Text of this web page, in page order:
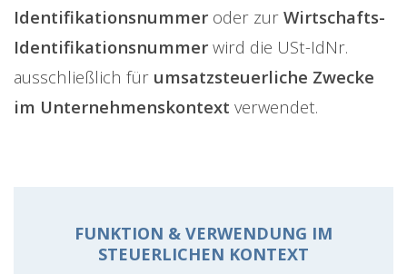
Identifikationsnummer oder zur Wirtschafts-
Identifikationsnummer wird die USt-IdNr.
ausschließlich für umsatzsteuerliche Zwecke
im Unternehmenskontext verwendet.
FUNKTION & VERWENDUNG IM
STEUERLICHEN KONTEXT